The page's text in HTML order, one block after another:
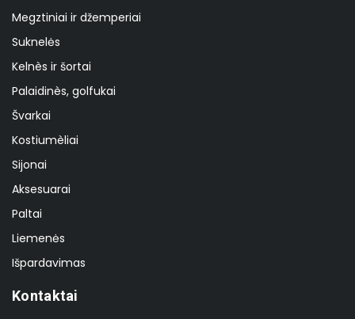
Megztiniai ir džemperiai
Suknelės
Kelnès ir šortai
Palaidinès, golfukai
Švarkai
Kostiumèliai
Sijonai
Aksesuarai
Paltai
Liemenės
Išpardavimas
Kontaktai